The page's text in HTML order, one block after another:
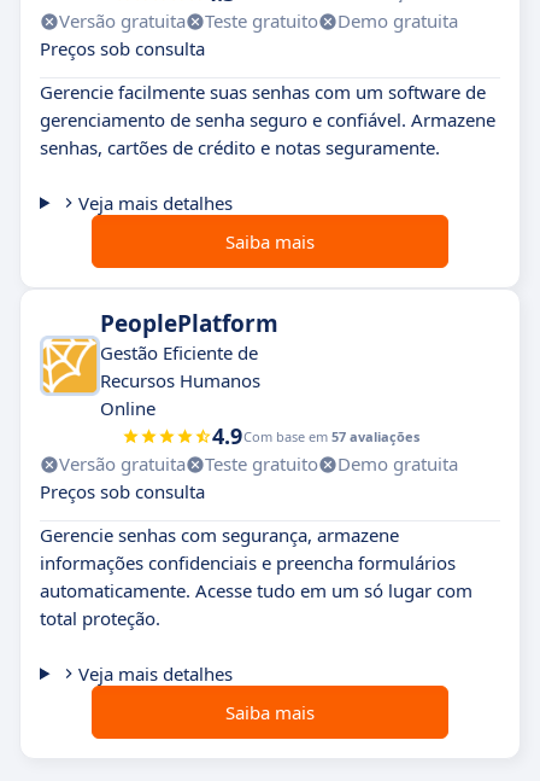
Versão gratuita Teste gratuito
Demo gratuita
Preços sob consulta
Gerencie facilmente suas senhas com um software de
gerenciamento de senha seguro e confiável. Armazene
senhas, cartões de crédito e notas seguramente.
Veja mais detalhes
Saiba mais
PeoplePlatform
Gestão Eficiente de
Recursos Humanos
Online
4.9Com base em 57 avaliações
Versão gratuita Teste gratuito
Demo gratuita
Preços sob consulta
Gerencie senhas com segurança, armazene
informações confidenciais e preencha formulários
automaticamente. Acesse tudo em um só lugar com
total proteção.
Veja mais detalhes
Saiba mais